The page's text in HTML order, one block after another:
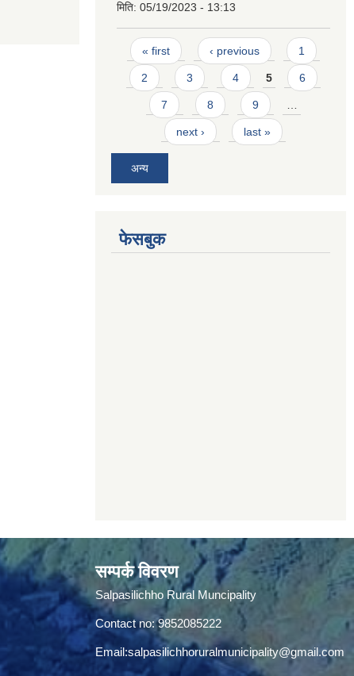
मिति: 05/19/2023 - 13:13
Pages
« first ‹ previous 1
2 3 4 5 6
7 8 9
next › last »
अन्य
फेसबुक
सम्पर्क विवरण
Salpasilichho Rural Muncipality
Contact no: 9852085222
Email:salpasilichhoruralmunicipality@gmail.com